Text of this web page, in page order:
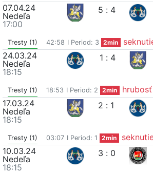
07.04.24
Nedeľa
17:00
5 : 4
Tresty (1) 42:58 I Period: 3 2min
24.03.24
Nedeľa
18:15
1 : 4
Tresty (1) 18:53 I Period: 2 2min
hrubosť
17.03.24
Nedeľa
18:15
2 : 1
Tresty (1) 03:07 I Period: 1 2min
10.03.24
Nedeľa
18:15
3 : 0